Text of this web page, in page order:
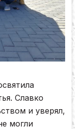
Славко
и уверял,
могли